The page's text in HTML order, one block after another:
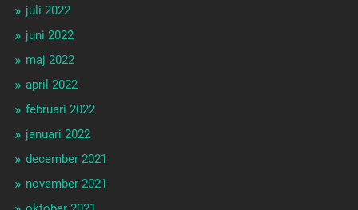
juli 2022
juni 2022
maj 2022
april 2022
februari 2022
januari 2022
december 2021
november 2021